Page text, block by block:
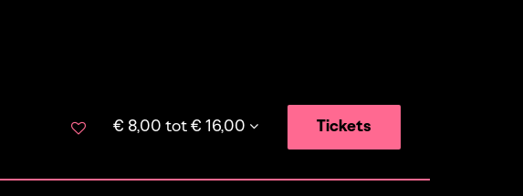
€ 8,00 tot € 16,00 Tickets